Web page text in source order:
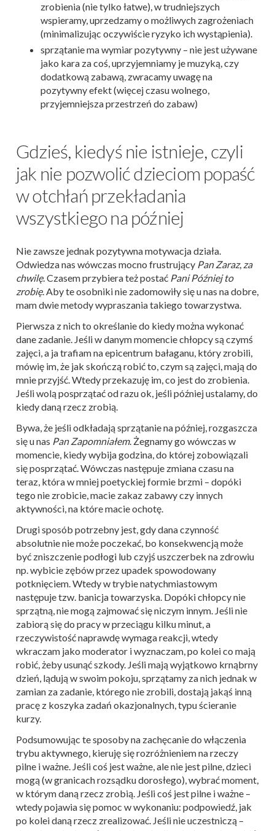
zrobienia (nie tylko łatwe), w trudniejszych
wspieramy, uprzedzamy o możliwych zagrożeniach
(minimalizując oczywiście ryzyko ich wystąpienia).
sprzątanie ma wymiar pozytywny – nie jest używane
jako kara za coś, uprzyjemniamy je muzyką, czy
dodatkową zabawą, zwracamy uwagę na
pozytywny efekt (więcej czasu wolnego,
przyjemniejsza przestrzeń do zabaw)
Gdzieś, kiedyś nie istnieje, czyli
jak nie pozwolić dzieciom popaść
w otchłań przekładania
wszystkiego na później
Nie zawsze jednak pozytywna motywacja działa.
Odwiedza nas wówczas mocno frustrujący Pan Zaraz, za
chwilę. Czasem przybiera też postać Pani Później to
zrobię. Aby te osobniki nie zadomowiły się u nas na dobre,
mam dwie metody wypraszania takiego towarzystwa.
Pierwsza z nich to określanie do kiedy można wykonać
dane zadanie. Jeśli w danym momencie chłopcy są czymś
zajęci, a ja trafiam na epicentrum bałaganu, który zrobili,
mówię im, że jak skończą robić to, czym są zajęci, mają do
mnie przyjść. Wtedy przekazuję im, co jest do zrobienia.
Jeśli wolą posprzątać od razu ok, jeśli później ustalamy, do
kiedy daną rzecz zrobią.
Bywa, że jeśli odkładają sprzątanie na później, rozgaszcza
się u nas Pan Zapomniałem. Żegnamy go wówczas w
momencie, kiedy wybija godzina, do której zobowiązali
się posprzątać. Wówczas następuje zmiana czasu na
teraz, która w mniej poetyckiej formie brzmi – dopóki
tego nie zrobicie, macie zakaz zabawy czy innych
aktywności, na które macie ochotę.
Drugi sposób potrzebny jest, gdy dana czynność
absolutnie nie może poczekać, bo konsekwencją może
być zniszczenie podłogi lub czyjś uszczerbek na zdrowiu
np. wybicie zębów przez upadek spowodowany
potknięciem. Wtedy w trybie natychmiastowym
następuje tzw. banicja towarzyska. Dopóki chłopcy nie
sprzątną, nie mogą zajmować się niczym innym. Jeśli nie
zabiorą się do pracy w przeciągu kilku minut, a
rzeczywistość naprawdę wymaga reakcji, wtedy
wkraczam jako moderator i wyznaczam, po kolei co mają
robić, żeby usunąć szkody. Jeśli mają wyjątkowo krnąbrny
dzień, lądują w swoim pokoju, sprzątamy za nich jednak w
zamian za zadanie, którego nie zrobili, dostają jakąś inną
pracę z koszyka zadań okazjonalnych, typu ścieranie
kurzy.
Podsumowując te sposoby na zachęcanie do włączenia
trybu aktywnego, kieruję się rozróżnieniem na rzeczy
pilne i ważne. Jeśli coś jest ważne, ale nie jest pilne, dzieci
mogą (w granicach rozsądku dorosłego), wybrać moment,
w którym daną rzecz zrobią. Jeśli coś jest pilne i ważne –
wtedy pojawia się pomoc w wykonaniu: podpowiedź, jak
po kolei daną rzecz zrealizować. Jeśli nie uczestniczą –